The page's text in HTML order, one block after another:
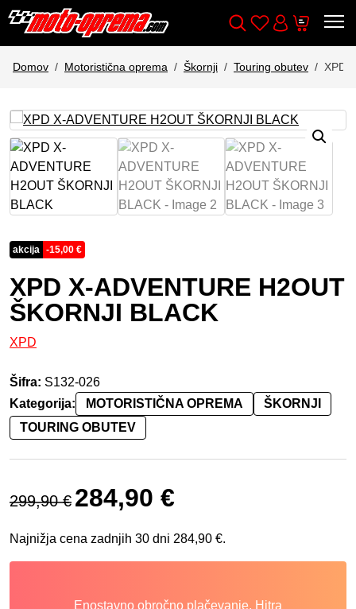
Wishlist
Cart
Domov Motoristična oprema Škornji Touring obutev XPD
akcija -15,00 €
XPD X-ADVENTURE H2OUT
ŠKORNJI BLACK
XPD
Šifra: S132-026
Kategorija:
MOTORISTIČNA OPREMA
ŠKORNJI
TOURING OBUTEV
299,90€
Izvirna cena je bila: 299,90 €.
284,90 €
Najnižja cena zadnjih 30 dni 284,90 €.
Enostavno obročno plačevanje. Hitra